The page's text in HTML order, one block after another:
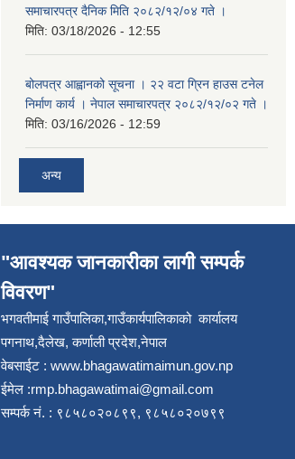
समाचारपत्र दैनिक मिति २०८२/१२/०४ गते ।
मिति: 03/18/2026 - 12:55
बोलपत्र आह्वानको सूचना । २२ वटा ग्रिन हाउस टनेल
निर्माण कार्य । नेपाल समाचारपत्र २०८२/१२/०२ गते ।
मिति: 03/16/2026 - 12:59
अन्य
"आवश्यक जानकारीका लागी सम्पर्क
विवरण"
भगवतीमाई गाउँपालिका,गाउँकार्यपालिकाको कार्यालय
पगनाथ,दैलेख, कर्णाली प्रदेश,नेपाल
वेबसाईट : www.bhagawatimaimun.gov.np
ईमेल :rmp.bhagawatimai@gmail.com
सम्पर्क नं. : ९८५८०२०८९९, ९८५८०२०७९९